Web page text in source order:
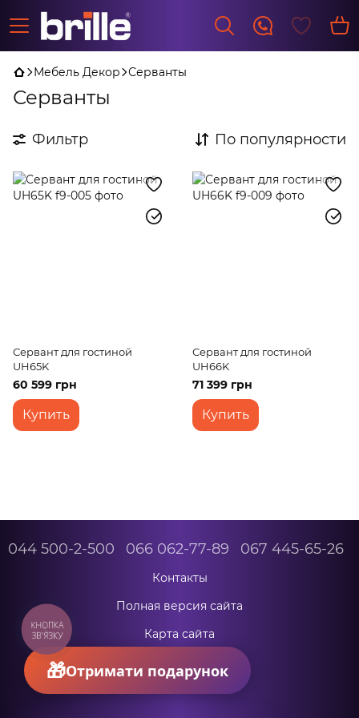
Мебель Декор Серванты
Серванты
Фильтр По популярности
Сервант для гостиной
UH65K
60 599 грн
Купить
Сервант для гостиной
UH66K
71 399 грн
Купить
044 500-2-500 066 062-77-89 067 445-65-26
Контакты
Полная версия сайта
Карта сайта
КНОПКА
ЗВ'ЯЗКУ
Отримати подарунок